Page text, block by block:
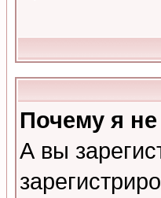
Почему я
А вы